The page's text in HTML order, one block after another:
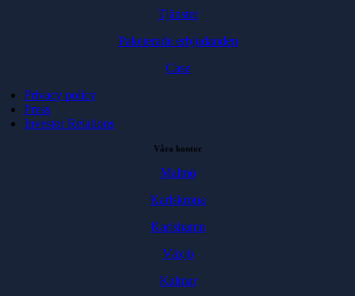
Tjänster
Paketerade erbjudanden
Case
Privacy policy
Press
Investor Relations
Våra kontor
Malmö
Karlskrona
Karlshamn
Växjö
Kalmar